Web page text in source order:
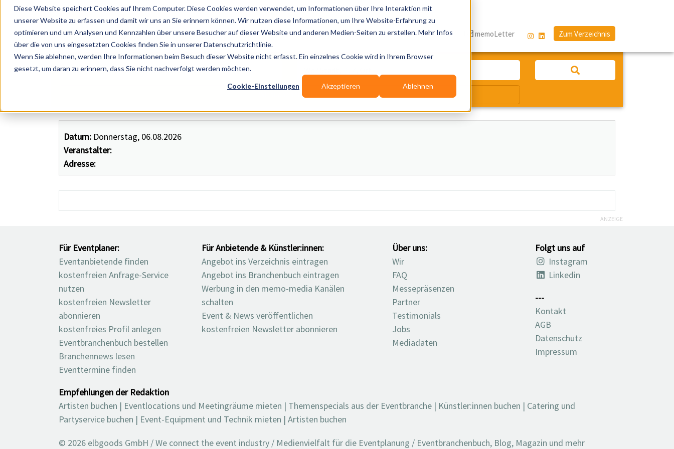
Diese Website speichert Cookies auf Ihrem Computer. Diese Cookies werden verwendet, um Informationen über Ihre Interaktion mit
unserer Website zu erfassen und damit wir uns an Sie erinnern können. Wir nutzen diese Informationen, um Ihre Website-Erfahrung zu
optimieren und um Analysen und Kennzahlen über unsere Besucher auf dieser Website und anderen Medien-Seiten zu erstellen. Mehr Infos
über die von uns eingesetzten Cookies finden Sie in unserer Datenschutzrichtlinie.
Wenn Sie ablehnen, werden Ihre Informationen beim Besuch dieser Website nicht erfasst. Ein einzelnes Cookie wird in Ihrem Browser
gesetzt, um daran zu erinnern, dass Sie nicht nachverfolgt werden möchten.
Cookie-Einstellungen Akzeptieren Ablehnen
Datum: Donnerstag, 06.08.2026
Veranstalter:
Adresse:
Publikationen Branchen-Infos Services Blog memoLetter Zum Verzeichnis
Künstler, Zelte, Bands, Catering, ...
Wir suchen für Dich
ANZEIGE
Für Eventplaner:
Eventanbietende finden
kostenfreien Anfrage-Service
nutzen
kostenfreien Newsletter
abonnieren
kostenfreies Profil anlegen
Eventbranchenbuch bestellen
Branchennews lesen
Eventtermine finden
Für Anbietende & Künstler:innen:
Angebot ins Verzeichnis eintragen
Angebot ins Branchenbuch eintragen
Werbung in den memo-media Kanälen
schalten
Event & News veröffentlichen
kostenfreien Newsletter abonnieren
Über uns:
Wir
FAQ
Messepräsenzen
Partner
Testimonials
Jobs
Mediadaten
Folgt uns auf
Instagram
Linkedin
---
Kontakt
AGB
Datenschutz
Impressum
Empfehlungen der Redaktion
Artisten buchen | Eventlocations und Meetingräume mieten | Themenspecials aus der Eventbranche | Künstler:innen buchen | Catering und
Partyservice buchen | Event-Equipment und Technik mieten | Artisten buchen
© 2026 elbgoods GmbH / We connect the event industry / Medienvielfalt für die Eventplanung / Eventbranchenbuch, Blog, Magazin und mehr